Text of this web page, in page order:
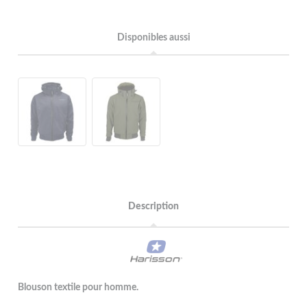
Disponibles aussi
Description
Blouson textile pour homme.